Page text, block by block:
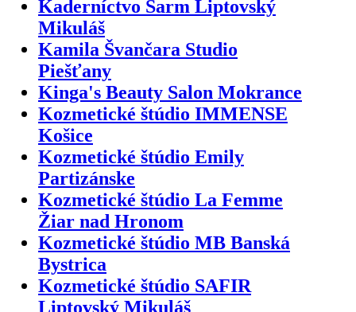
Kaderníctvo Šarm Liptovský
Mikuláš
Kamila Švančara Studio
Piešťany
Kinga's Beauty Salon Mokrance
Kozmetické štúdio IMMENSE
Košice
Kozmetické štúdio Emily
Partizánske
Kozmetické štúdio La Femme
Žiar nad Hronom
Kozmetické štúdio MB Banská
Bystrica
Kozmetické štúdio SAFIR
Liptovský Mikuláš